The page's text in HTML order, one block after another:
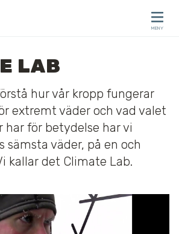
MENY
LAB
hur vår kropp fungerar
extremt väder och vad valet
har för betydelse har vi
sämsta väder, på en och
kallar det Climate Lab.